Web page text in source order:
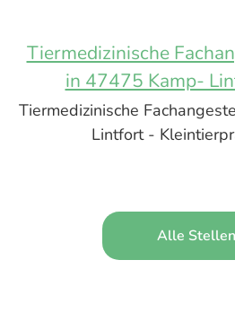
Tiermedizinische
in 47475 Kamp-
Tiermedizinische
Lintfort -
Alle Stellen